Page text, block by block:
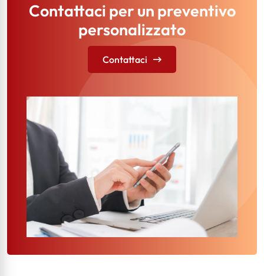
Contattaci per un preventivo
personalizzato
Contattaci